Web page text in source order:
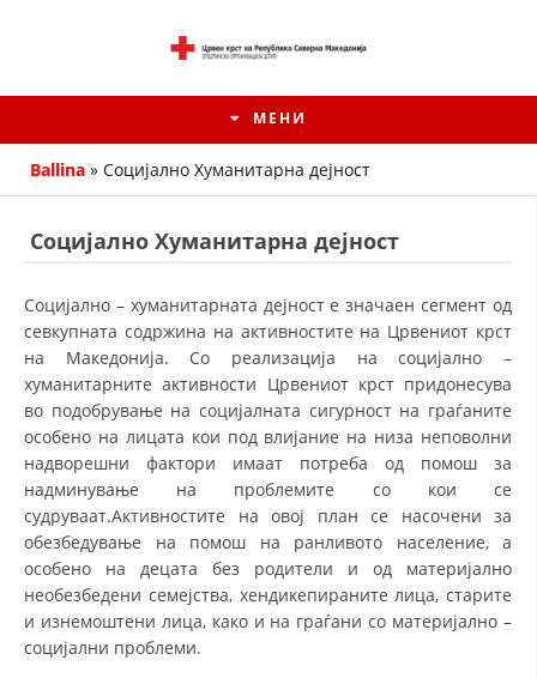
МЕНИ
ИСТОРИЈАТ НА ЦКРМ
ИСТОРИЈАТ НА ДВИЖЕЊЕТО
СТРУКТУРА НА ОРГАНИЗАЦИЈАТА
КОНТАКТ ИНФОРМАЦИИ
ЧЛЕНСТВО ВО ПРОФЕСИОНАЛНИ ТЕЛА
Ballina » Социјално Хуманитарна дејност
Социјално Хуманитарна дејност
Социјално – хуманитарната дејност е значаен сегмент од
севкупната содржина на активностите на Црвениот крст
на Македонија. Со реализација на социјално –
хуманитарните активности Црвениот крст придонесува
во подобрување на социјалната сигурност на граѓаните
особено на лицата кои под влијание на низа неповолни
надворешни фактори имаат потреба од помош за
надминување на проблемите со кои се
судруваат.Активностите на овој план се насочени за
обезбедување на помош на ранливото население, а
особено на децата без родители и од материјално
необезбедени семејства, хендикепираните лица, старите
и изнемоштени лица, како и на граѓани со материјално –
социјални проблеми.